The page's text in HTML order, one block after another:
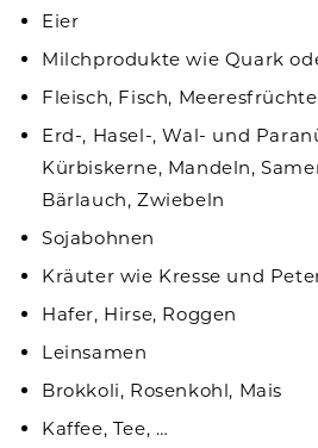
Eier
Milchprodukte wie Quark
Fleisch, Fisch, Meeresfrüchte
Erd-, Hasel-, Wal- und
Kürbiskerne, Mandeln,
Bärlauch, Zwiebeln
Sojabohnen
Kräuter wie Kresse und
Hafer, Hirse, Roggen
Leinsamen
Brokkoli, Rosenkohl, Mais
Kaffee, Tee, …